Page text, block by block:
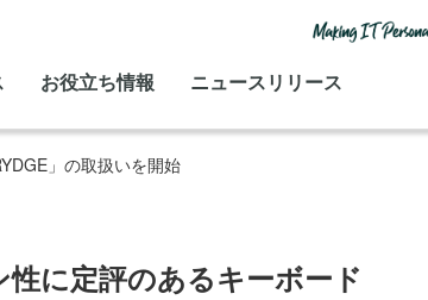
お役立ち情報 ニュースリリース
」の取扱いを開始
に定評のあるキーボード